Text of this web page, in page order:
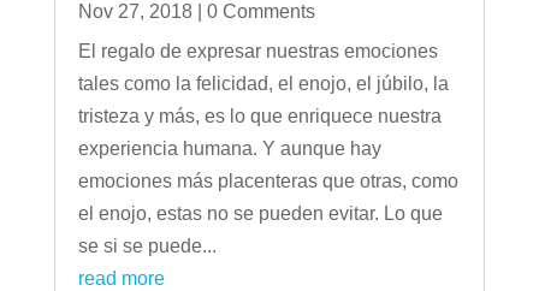
Nov 27, 2018| 0 Comments
El regalo de expresar nuestras emociones
tales como la felicidad, el enojo, el júbilo, la
tristeza y más, es lo que enriquece nuestra
experiencia humana. Y aunque hay
emociones más placenteras que otras, como
el enojo, estas no se pueden evitar. Lo que
se si se puede...
read more